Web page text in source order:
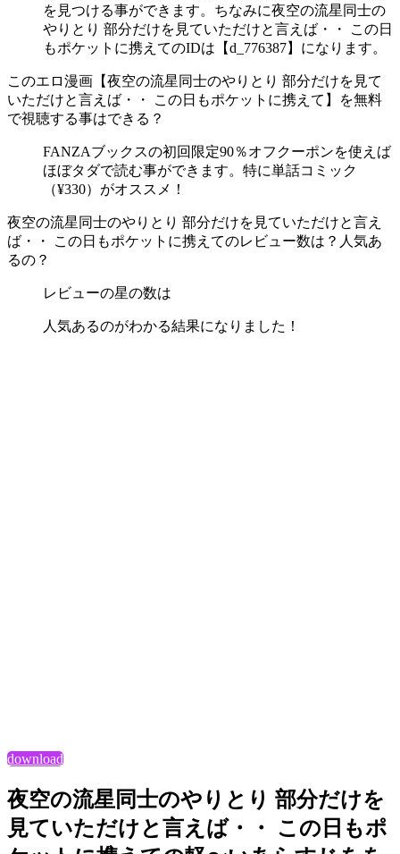
を見つける事ができます。ちなみに夜空の流星同士の
やりとり 部分だけを見ていただけと言えば・・ この日
もポケットに携えてのIDは【d_776387】になります。
このエロ漫画【夜空の流星同士のやりとり 部分だけを見て
いただけと言えば・・ この日もポケットに携えて】を無料
で視聴する事はできる？
FANZAブックスの初回限定90％オフクーポンを使えば
ほぼタダで読む事ができます。特に単話コミック
（¥330）がオススメ！
夜空の流星同士のやりとり 部分だけを見ていただけと言え
ば・・ この日もポケットに携えてのレビュー数は？人気あ
るの？
レビューの星の数は
人気あるのがわかる結果になりました！
download
夜空の流星同士のやりとり 部分だけを
見ていただけと言えば・・ この日もポ